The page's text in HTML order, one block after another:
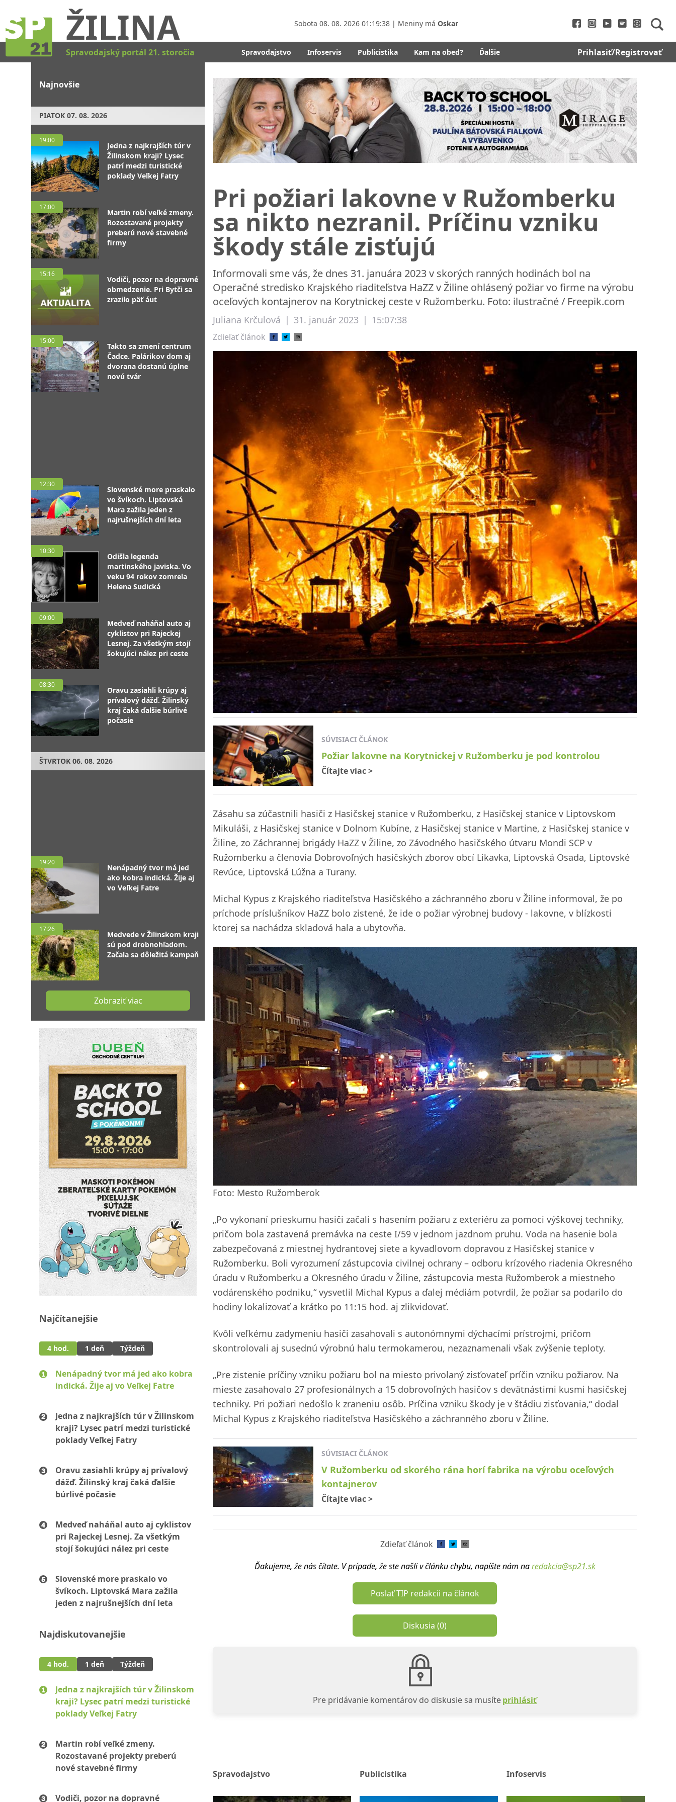
ŽILINA Sobota 08. 08. 2026 01:19:39 | Meniny má Oskar
Spravodajský portál 21. storočia Spravodajstvo Infoservis Publicistika Kam na obed? Ďalšie Prihlasiť/Registrovať
Najnovšie
PIATOK 07. 08. 2026
19:00
Jedna z najkrajších túr v
Žilinskom kraji? Lysec
patrí medzi turistické
poklady Veľkej Fatry
17:00
Martin robí veľké zmeny.
Rozostavané projekty
preberú nové stavebné
firmy
15:16
Vodiči, pozor na dopravné
obmedzenie. Pri Bytči sa
zrazilo päť áut
15:00
Takto sa zmení centrum
Čadce. Palárikov dom aj
dvorana dostanú úplne
novú tvár
12:30
Slovenské more praskalo
vo švíkoch. Liptovská
Mara zažila jeden z
najrušnejších dní leta
10:30
Odišla legenda
martinského javiska. Vo
veku 94 rokov zomrela
Helena Sudická
09:00
Medveď naháňal auto aj
cyklistov pri Rajeckej
Lesnej. Za všetkým stojí
šokujúci nález pri ceste
08:30
Oravu zasiahli krúpy aj
prívalový dážď. Žilinský
kraj čaká ďalšie búrlivé
počasie
ŠTVRTOK 06. 08. 2026
19:20
Nenápadný tvor má jed
ako kobra indická. Žije aj
vo Veľkej Fatre
17:26
Medvede v Žilinskom kraji
sú pod drobnohľadom.
Začala sa dôležitá kampaň
Zobraziť viac
Najčítanejšie
4 hod. 1 deň Týždeň
Nenápadný tvor má jed ako kobra
indická. Žije aj vo Veľkej Fatre
Jedna z najkrajších túr v Žilinskom
kraji? Lysec patrí medzi turistické
poklady Veľkej Fatry
Oravu zasiahli krúpy aj prívalový
dážď. Žilinský kraj čaká ďalšie
búrlivé počasie
Medveď naháňal auto aj cyklistov
pri Rajeckej Lesnej. Za všetkým
stojí šokujúci nález pri ceste
Slovenské more praskalo vo
švíkoch. Liptovská Mara zažila
jeden z najrušnejších dní leta
Najdiskutovanejšie
4 hod. 1 deň Týždeň
Jedna z najkrajších túr v Žilinskom
kraji? Lysec patrí medzi turistické
poklady Veľkej Fatry
Martin robí veľké zmeny.
Rozostavané projekty preberú
nové stavebné firmy
Vodiči, pozor na dopravné
Pri požiari lakovne v Ružomberku
sa nikto nezranil. Príčinu vzniku
škody stále zisťujú
Informovali sme vás, že dnes 31. januára 2023 v skorých ranných hodinách bol na
Operačné stredisko Krajského riaditeľstva HaZZ v Žiline ohlásený požiar vo firme na výrobu
oceľových kontajnerov na Korytnickej ceste v Ružomberku. Foto: ilustračné / Freepik.com
Juliana Krčulová | 31. január 2023 | 15:07:38
Zdieľať článok
SÚVISIACI ČLÁNOK
Požiar lakovne na Korytnickej v Ružomberku je pod kontrolou
Čítajte viac>
Zásahu sa zúčastnili hasiči z Hasičskej stanice v Ružomberku, z Hasičskej stanice v Liptovskom
Mikuláši, z Hasičskej stanice v Dolnom Kubíne, z Hasičskej stanice v Martine, z Hasičskej stanice v
Žiline, zo Záchrannej brigády HaZZ v Žiline, zo Závodného hasičského útvaru Mondi SCP v
Ružomberku a členovia Dobrovoľných hasičských zborov obcí Likavka, Liptovská Osada, Liptovské
Revúce, Liptovská Lúžna a Turany.
Michal Kypus z Krajského riaditeľstva Hasičského a záchranného zboru v Žiline informoval, že po
príchode príslušníkov HaZZ bolo zistené, že ide o požiar výrobnej budovy - lakovne, v blízkosti
ktorej sa nachádza skladová hala a ubytovňa.
Foto: Mesto Ružomberok
„Po vykonaní prieskumu hasiči začali s hasením požiaru z exteriéru za pomoci výškovej techniky,
pričom bola zastavená premávka na ceste I/59 v jednom jazdnom pruhu. Voda na hasenie bola
zabezpečovaná z miestnej hydrantovej siete a kyvadlovom dopravou z Hasičskej stanice v
Ružomberku. Boli vyrozumení zástupcovia civilnej ochrany – odboru krízového riadenia Okresného
úradu v Ružomberku a Okresného úradu v Žiline, zástupcovia mesta Ružomberok a miestneho
vodárenského podniku,“ vysvetlil Michal Kypus a ďalej médiám potvrdil, že požiar sa podarilo do
hodiny lokalizovať a krátko po 11:15 hod. aj zlikvidovať.
Kvôli veľkému zadymeniu hasiči zasahovali s autonómnymi dýchacími prístrojmi, pričom
skontrolovali aj susednú výrobnú halu termokamerou, nezaznamenali však zvýšenie teploty.
„Pre zistenie príčiny vzniku požiaru bol na miesto privolaný zisťovateľ príčin vzniku požiarov. Na
mieste zasahovalo 27 profesionálnych a 15 dobrovoľných hasičov s devätnástimi kusmi hasičskej
techniky. Pri požiari nedošlo k zraneniu osôb. Príčina vzniku škody je v štádiu zisťovania,“ dodal
Michal Kypus z Krajského riaditeľstva Hasičského a záchranného zboru v Žiline.
SÚVISIACI ČLÁNOK
V Ružomberku od skorého rána horí fabrika na výrobu oceľových
kontajnerov
Čítajte viac>
Zdieľať článok
Ďakujeme, že nás čítate. V prípade, že ste našli v článku chybu, napíšte nám na redakcia@sp21.sk
Poslať TIP redakcii na článok
Diskusia (0)
Pre pridávanie komentárov do diskusie sa musíteprihlásiť
Spravodajstvo Publicistika Infoservis